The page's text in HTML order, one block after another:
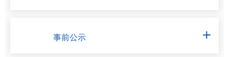
事前公示 